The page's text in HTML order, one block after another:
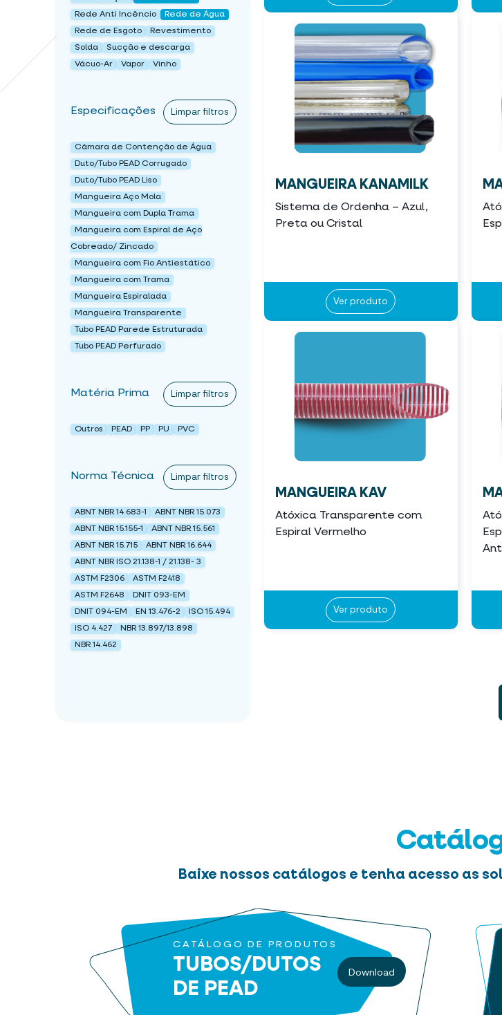
Rede Anti Incêncio
Rede de Água
Rede de Esgoto
Revestimento
Solda
Sucção e descarga
Vácuo-Ar
Vapor Vinho
Especificações Limpar filtros
Câmara de Contenção de Água
Duto/Tubo PEAD Corrugado
Duto/Tubo PEAD Liso
Mangueira Aço Mola
Mangueira com Dupla Trama
Mangueira com Espiral de Aço
Cobreado/ Zincado
Mangueira com Fio Antiestático
Mangueira com Trama
Mangueira Espiralada
Mangueira Transparente
Tubo PEAD Parede Estruturada
Tubo PEAD Perfurado
Matéria Prima Limpar filtros
Outros PEAD PP PU PVC
Norma Técnica Limpar filtros
ABNT NBR 14.683-1
ABNT NBR 15.073
ABNT NBR 15.155-1
ABNT NBR 15.561
ABNT NBR 15.715
ABNT NBR 16.644
ABNT NBR ISO 21.138-1 / 21.138- 3
ASTM F2306
ASTM F2418
ASTM F2648
DNIT 093-EM
DNIT 094-EM
EN 13.476-2
ISO 15.494
ISO 4.427
NBR 13.897/13.898
NBR 14.462
MANGUEIRA KANAMILK
Sistema de Ordenha – Azul,
Preta ou Cristal
Ver produto
MANGUEIRA KAV
Atóxica Transparente com
Espiral Vermelho
Ver produto
Baixe nossos catálogos e tenha acesso as
CATÁLOGO DE PRODUTOS
TUBOS/DUTOS
DE PEAD
Download